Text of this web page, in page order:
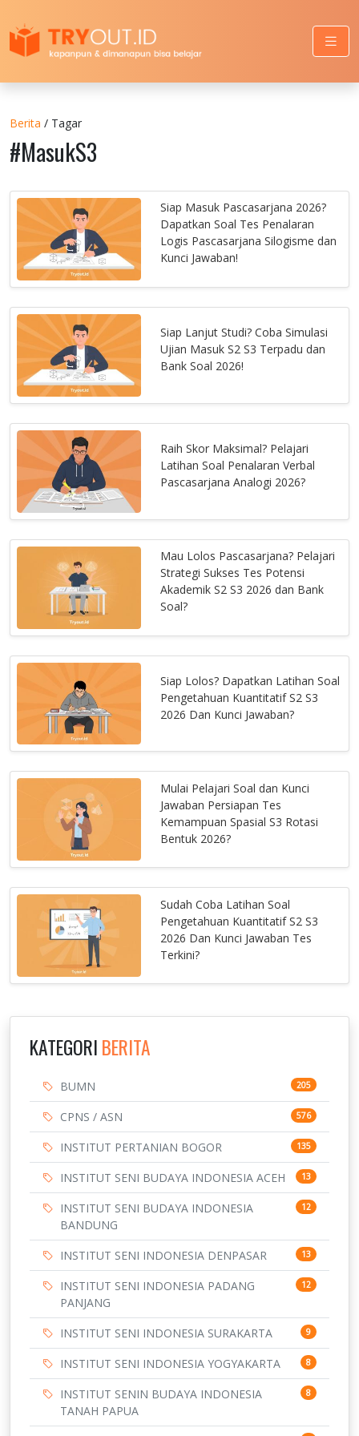
Berita / Tagar
#MasukS3
Siap Masuk Pascasarjana 2026?
Dapatkan Soal Tes Penalaran
Logis Pascasarjana Silogisme dan
Kunci Jawaban!
Siap Lanjut Studi? Coba Simulasi
Ujian Masuk S2 S3 Terpadu dan
Bank Soal 2026!
Raih Skor Maksimal? Pelajari
Latihan Soal Penalaran Verbal
Pascasarjana Analogi 2026?
Mau Lolos Pascasarjana? Pelajari
Strategi Sukses Tes Potensi
Akademik S2 S3 2026 dan Bank
Soal?
Siap Lolos? Dapatkan Latihan Soal
Pengetahuan Kuantitatif S2 S3
2026 Dan Kunci Jawaban?
Mulai Pelajari Soal dan Kunci
Jawaban Persiapan Tes
Kemampuan Spasial S3 Rotasi
Bentuk 2026?
Sudah Coba Latihan Soal
Pengetahuan Kuantitatif S2 S3
2026 Dan Kunci Jawaban Tes
Terkini?
KATEGORI BERITA
BUMN 205
CPNS / ASN 576
INSTITUT PERTANIAN BOGOR 135
INSTITUT SENI BUDAYA INDONESIA ACEH 13
INSTITUT SENI BUDAYA INDONESIA
BANDUNG
12
INSTITUT SENI INDONESIA DENPASAR 13
INSTITUT SENI INDONESIA PADANG
PANJANG
12
INSTITUT SENI INDONESIA SURAKARTA 9
INSTITUT SENI INDONESIA YOGYAKARTA 8
INSTITUT SENIN BUDAYA INDONESIA
TANAH PAPUA
8